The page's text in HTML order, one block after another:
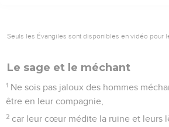
Seuls les Évangiles sont disponibles en vidéo pour
Le sage et le méchant
1 Ne sois pas jaloux des hommes
être en leur compagnie,
2 car leur cœur médite la ruine et leurs